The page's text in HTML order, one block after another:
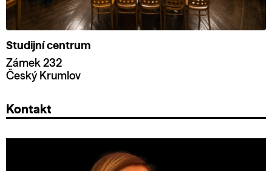
Studijní centrum
Zámek 232
Český Krumlov
Kontakt